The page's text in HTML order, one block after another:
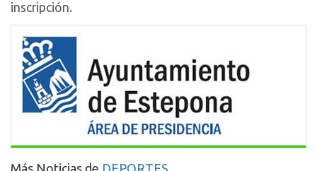
inscripción.
Más Noticias de DEPORTES